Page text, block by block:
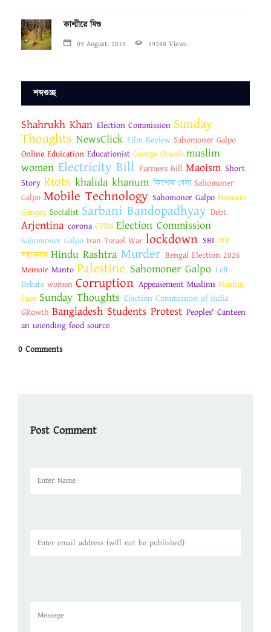
কাশ্মীরে যিশু
09 August, 2019 19248 Views
শব্দগুচ্ছ
Shahrukh Khan Election Commission Sunday
Thoughts NewsClick Film Review Sahomoner Galpo
Online Eduication Educationist George Orwell muslim
women Electricity Bill Farmers Bill Maoism Short
Story Riots khalida khanum কিশোর বেলা Sahomoner
Galpo Mobile Technology Sahomoner Galpo Namami
Gangey Socialist Sarbani Bandopadhyay Debt
Arjentina corona CPIM Election Commission
Sahomoner Galpo Iran Tsrael War lockdown SBI স্বেত
সন্ত্রাসবাদ Hindu Rashtra Murder Bengal Election 2026
Memoir Manto Palestine Sahomoner Galpo Left
Debate women Corruption Appeasement Muslims Muslim
Face Sunday Thoughts Election Commission of India
GRowth Bangladesh Students Protest Peoples' Canteen
an unending food source
0 Comments
Post Comment